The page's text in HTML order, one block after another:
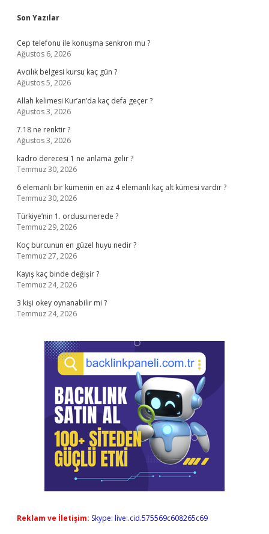
Sidebar
Son Yazılar
Cep telefonu ile konuşma senkron mu ?
Ağustos 6, 2026
Avcılık belgesi kursu kaç gün ?
Ağustos 5, 2026
Allah kelimesi Kur’an’da kaç defa geçer ?
Ağustos 3, 2026
7.18 ne renktir ?
Ağustos 3, 2026
kadro derecesi 1 ne anlama gelir ?
Temmuz 30, 2026
6 elemanlı bir kümenin en az 4 elemanlı kaç alt kümesi vardır ?
Temmuz 30, 2026
Türkiye’nin 1. ordusu nerede ?
Temmuz 29, 2026
Koç burcunun en güzel huyu nedir ?
Temmuz 27, 2026
Kayış kaç binde değişir ?
Temmuz 24, 2026
3 kişi okey oynanabilir mi ?
Temmuz 24, 2026
Reklam ve İletişim: Skype: live:.cid.575569c608265c69